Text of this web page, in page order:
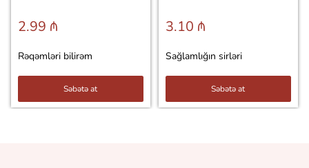
2.99 ₼
Rəqəmləri bilirəm
Səbətə at
3.10 ₼
Sağlamlığın sirləri
Səbətə at